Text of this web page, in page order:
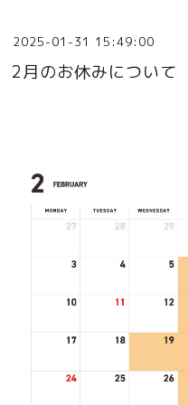
2025-01-31 15:49:00
2月のお休みについて